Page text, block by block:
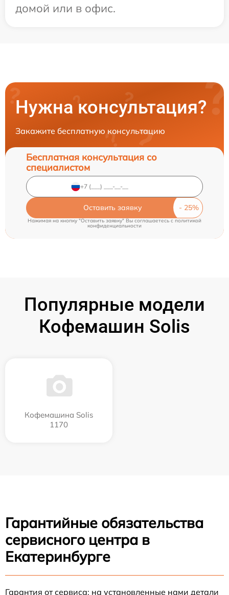
домой или в офис.
Нужна консультация?
Закажите бесплатную консультацию
Бесплатная консультация со
специалистом
Оставить заявку
Нажимая на кнопку "Оставить заявку" Вы соглашаетесь cполитикой
конфиденциальности
Популярные модели
Кофемашин Solis
Кофемашина Solis
1170
Гарантийные обязательства
сервисного центра в
Екатеринбурге
Гарантия от сервиса: на установленные нами детали